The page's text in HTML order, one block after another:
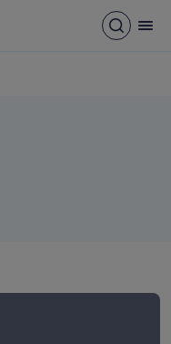
Abrir
camino de migas